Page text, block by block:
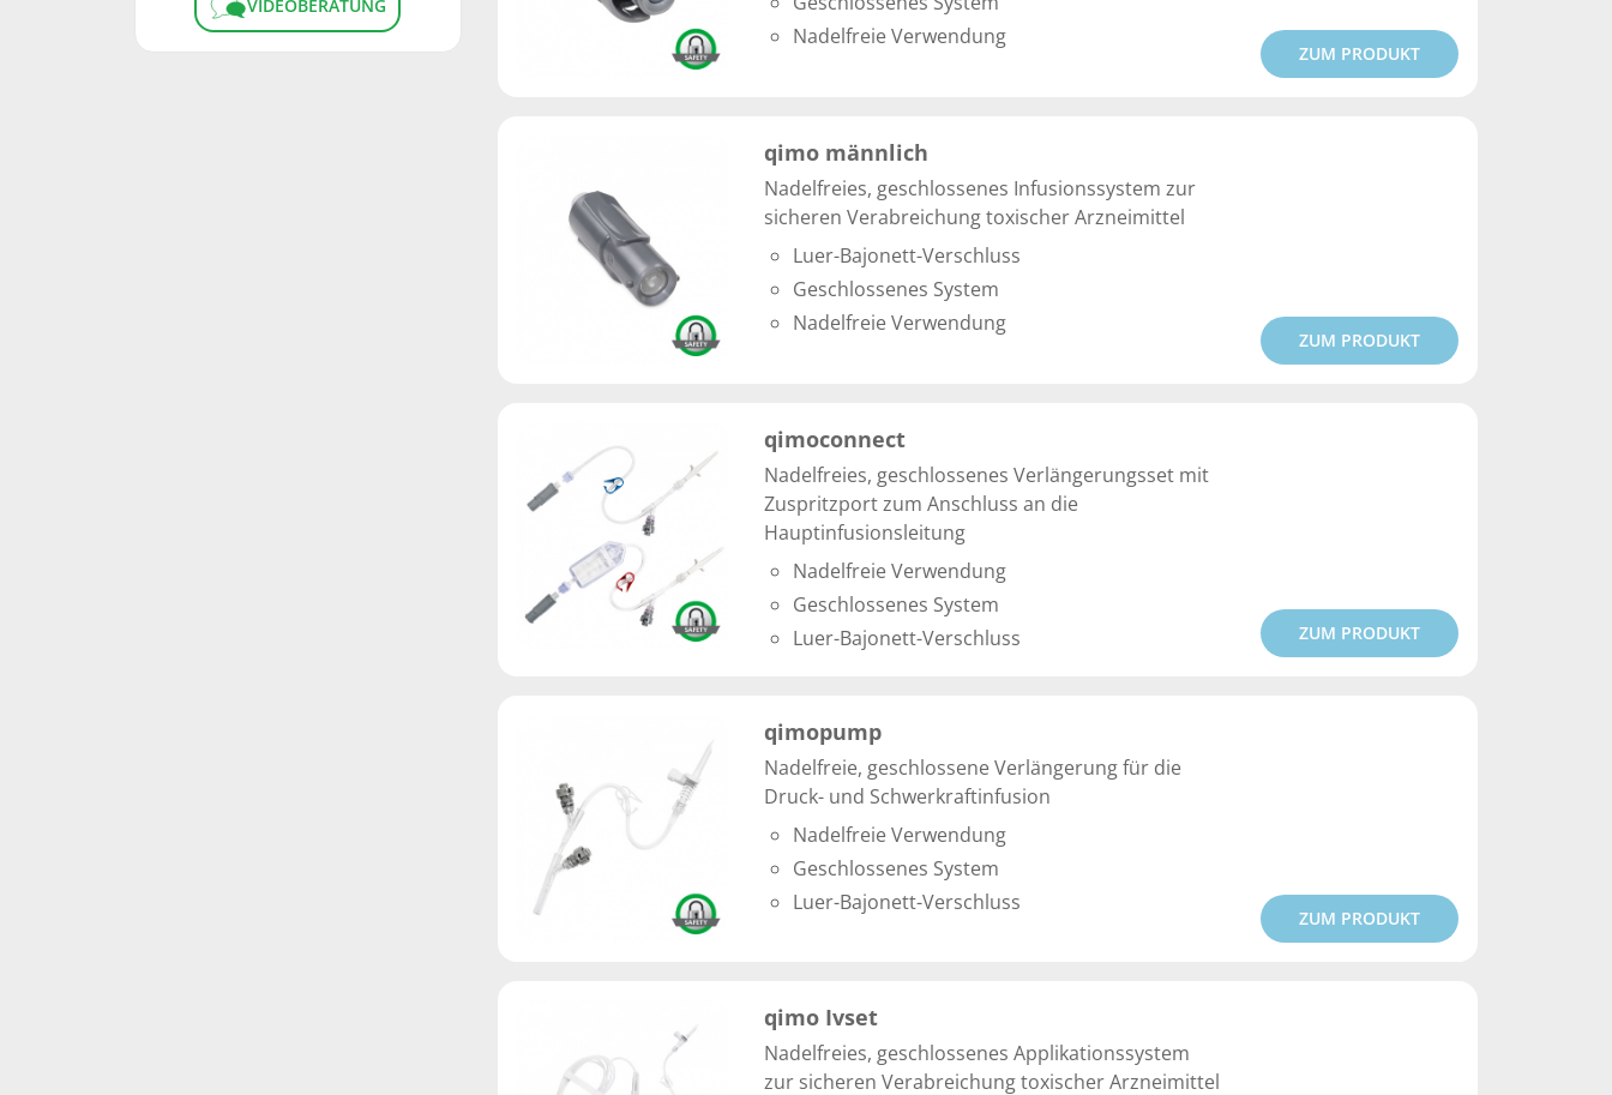
VIDEOBERATUNG
Nadelfreie Verwendung
ZUM PRODUKT
qimo männlich
Nadelfreies, geschlossenes Infusionssystem zur
sicheren Verabreichung toxischer Arzneimittel
Luer-Bajonett-Verschluss
Geschlossenes System
Nadelfreie Verwendung
ZUM PRODUKT
qimoconnect
Nadelfreies, geschlossenes Verlängerungsset mit
Zuspritzport zum Anschluss an die
Hauptinfusionsleitung
Nadelfreie Verwendung
Geschlossenes System
Luer-Bajonett-Verschluss
ZUM PRODUKT
qimopump
Nadelfreie, geschlossene Verlängerung für die
Druck- und Schwerkraftinfusion
Nadelfreie Verwendung
Geschlossenes System
Luer-Bajonett-Verschluss
ZUM PRODUKT
qimo Ivset
Nadelfreies, geschlossenes Applikationssystem
zur sicheren Verabreichung toxischer Arzneimittel